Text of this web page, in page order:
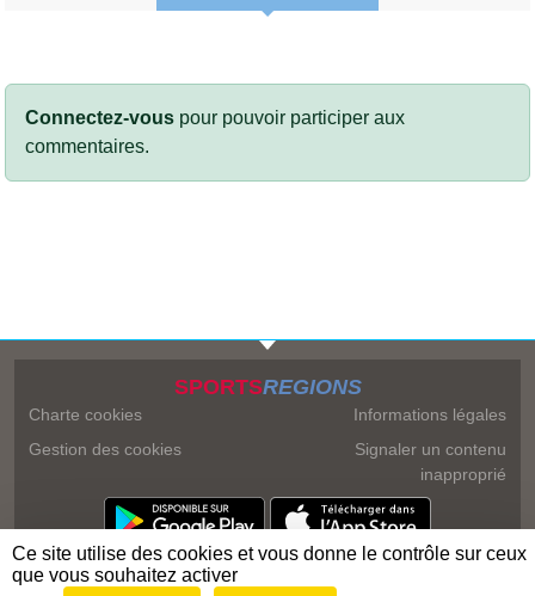
Connectez-vous pour pouvoir participer aux
commentaires.
SPORTSREGIONS
Charte cookies
Gestion des cookies
Informations légales
Signaler un contenu
inapproprié
Ce site utilise des cookies et vous donne le contrôle sur ceux
que vous souhaitez activer